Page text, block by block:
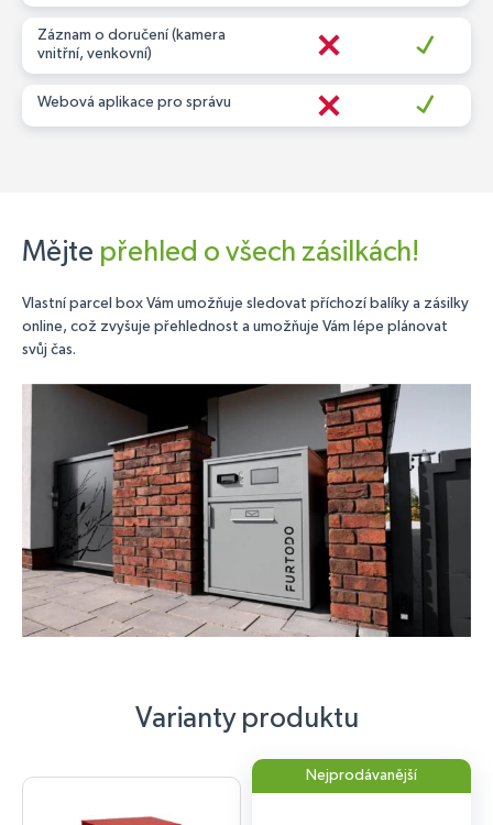
Záznam o doručení (kamera
vnitřní, venkovní)
Webová aplikace pro správu
Mějte přehled o všech zásilkách!
Vlastní parcel box Vám umožňuje sledovat příchozí balíky a zásilky
online, což zvyšuje přehlednost a umožňuje Vám lépe plánovat
svůj čas.
Varianty produktu
Nejprodávanější